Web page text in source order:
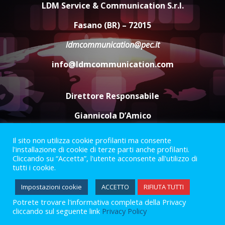
Comune di Fasano
6 Agosto 2026 14:16
Grazia Neglia, coordinatrice
cittadina di Fratelli d’Italia,
pronta a tornare in Consiglio
comunale
6 Agosto 2026 08:00
LDM Service & Communication S.r.l.
Fasano (BR) – 72015
ldmcommunication@pec.it
info@ldmcommunication.com
Direttore Responsabile
Giannicola D’Amico
Termini e Condizioni
Privacy Policy
Informazioni Legali
Facebook
Instagram
Youtube
2023 © Gofasano|Powered byCreativestudio
Il sito non utilizza cookie profilanti ma consente
l'installazione di cookie di terze parti anche profilanti.
Cliccando su “Accetta”, l'utente acconsente all'utilizzo di
tutti i cookie.
Impostazioni cookie ACCETTO RIFIUTA TUTTI
Potrete trovare l'informativa completa della Privacy
cliccando sul seguente link Privacy Policy